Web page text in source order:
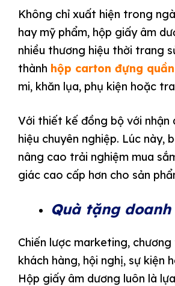
Không chỉ xuất hiện trong
hay mỹ phẩm, hộp giấy âm
nhiều thương hiệu thời trang
thành hộp carton đựng
mi, khăn lụa, phụ kiện hoặc
Với thiết kế đồng bộ với nhận
hiệu chuyên nghiệp. Lúc này,
nâng cao trải nghiệm mua
giác cao cấp hơn cho sản
Quà tặng
Chiến lược marketing,
khách hàng, hội nghị, sự kiện
Hộp giấy âm dương luôn là